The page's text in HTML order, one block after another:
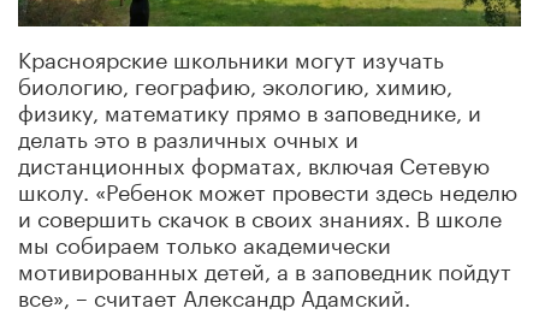
Красноярские школьники могут изучать
биологию, географию, экологию, химию,
физику, математику прямо в заповеднике, и
делать это в различных очных и
дистанционных форматах, включая Сетевую
школу. «Ребенок может провести здесь неделю
и совершить скачок в своих знаниях. В школе
мы собираем только академически
мотивированных детей, а в заповедник пойдут
все», – считает Александр Адамский.